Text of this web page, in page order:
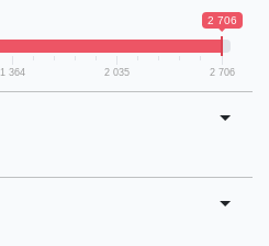
2 706
1 364 2 035 2 706